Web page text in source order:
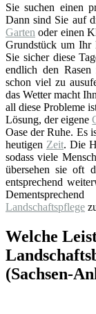
Sie suchen einen
Dann sind Sie auf
Garten oder einen
Grundstück um Ihr
Sie sicher diese
endlich den
schon viel zu
das Wetter macht
all diese Probleme
Lösung, der eigene
Oase der Ruhe. Es
heutigen Zeit. Die
sodass viele
übersehen sie oft
entsprechend
Landschaftspflege
Welche
(Sachsen-